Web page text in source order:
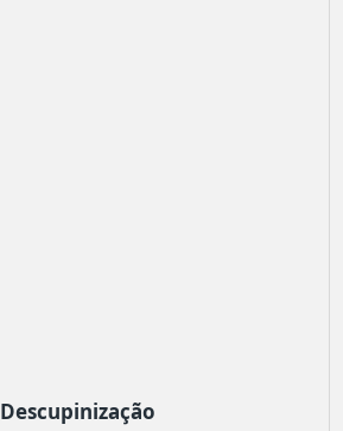
Descupinização